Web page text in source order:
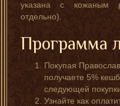
указана с кожаным
отдельно).
Программа
Покупая
получаете 5%
следующей
Узнайте как